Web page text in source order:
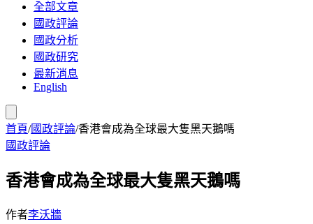
全部文章
國政評論
國政分析
國政研究
最新消息
English
首頁/國政評論/香港會成為全球最大隻黑天鵝嗎
國政評論
香港會成為全球最大隻黑天鵝嗎
作者李沃牆